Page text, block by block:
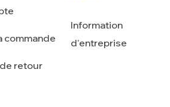
commande
retour
Information
d'entreprise